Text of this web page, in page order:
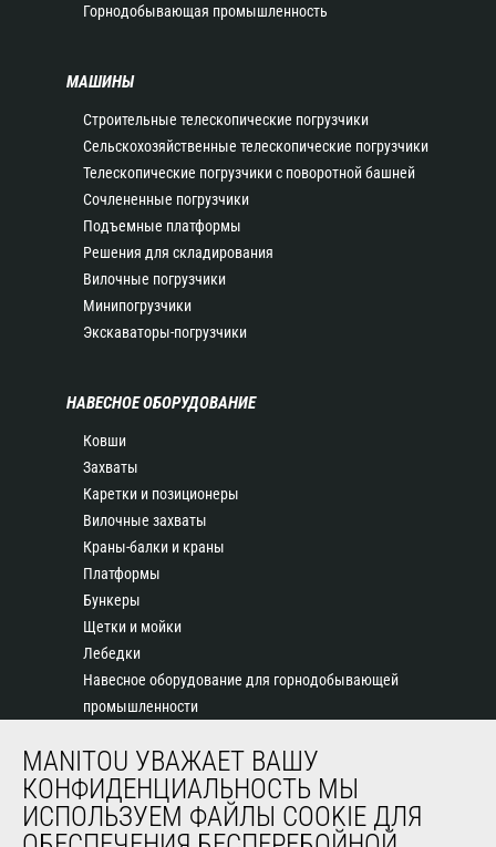
Горнодобывающая промышленность
МАШИНЫ
Строительные телескопические погрузчики
Сельскохозяйственные телескопические погрузчики
Телескопические погрузчики с поворотной башней
Сочлененные погрузчики
Подъемные платформы
Решения для складирования
Вилочные погрузчики
Минипогрузчики
Экскаваторы-погрузчики
НАВЕСНОЕ ОБОРУДОВАНИЕ
Ковши
Захваты
Каретки и позиционеры
Вилочные захваты
Краны-балки и краны
Платформы
Бункеры
Щетки и мойки
Лебедки
Навесное оборудование для горнодобывающей
промышленности
СЕРВИС
Финансирование
Продленная гарантия
MANITOU УВАЖАЕТ ВАШУ
КОНФИДЕНЦИАЛЬНОСТЬ МЫ
ИСПОЛЬЗУЕМ ФАЙЛЫ COOKIE ДЛЯ